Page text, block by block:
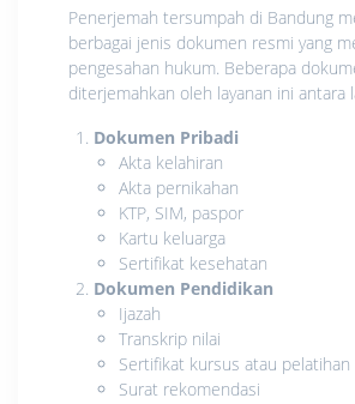
Penerjemah tersumpah di Bandung
berbagai jenis dokumen resmi yang
pengesahan hukum. Beberapa
diterjemahkan oleh layanan ini antara
Dokumen Pribadi
Akta kelahiran
Akta pernikahan
KTP, SIM, paspor
Kartu keluarga
Sertifikat kesehatan
Dokumen Pendidikan
Ijazah
Transkrip nilai
Sertifikat kursus atau pelatihan
Surat rekomendasi